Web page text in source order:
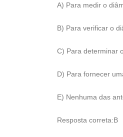
A) Para medir o
B) Para verificar o
C) Para determinar
D) Para fornecer
E) Nenhuma das
Resposta correta:B